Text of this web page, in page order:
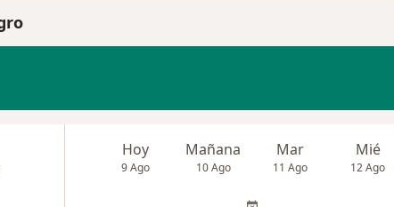
Hoy
9 Ago
Mañana
10 Ago
Mar
11 Ago
Mié
12 Ago